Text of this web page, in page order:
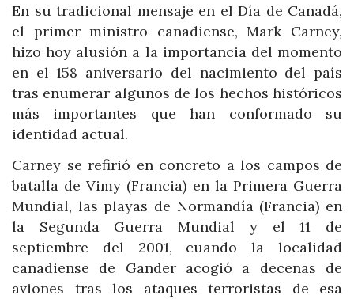
En su tradicional mensaje en el Día de Canadá,
el primer ministro canadiense, Mark Carney,
hizo hoy alusión a la importancia del momento
en el 158 aniversario del nacimiento del país
tras enumerar algunos de los hechos históricos
más importantes que han conformado su
identidad actual.
Carney se refirió en concreto a los campos de
batalla de Vimy (Francia) en la Primera Guerra
Mundial, las playas de Normandía (Francia) en
la Segunda Guerra Mundial y el 11 de
septiembre del 2001, cuando la localidad
canadiense de Gander acogió a decenas de
aviones tras los ataques terroristas de esa